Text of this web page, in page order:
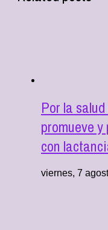
Por la
promueve
con
viernes, 7